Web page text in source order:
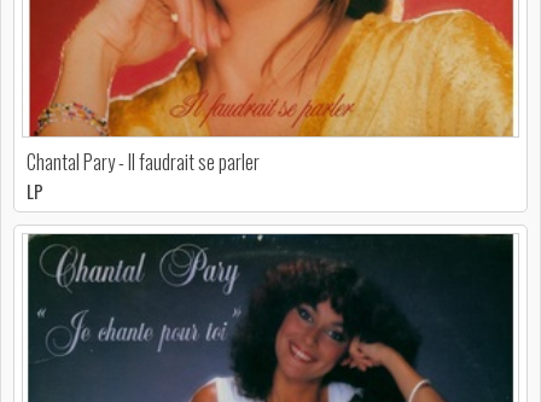
Chantal Pary - Il faudrait se parler
LP